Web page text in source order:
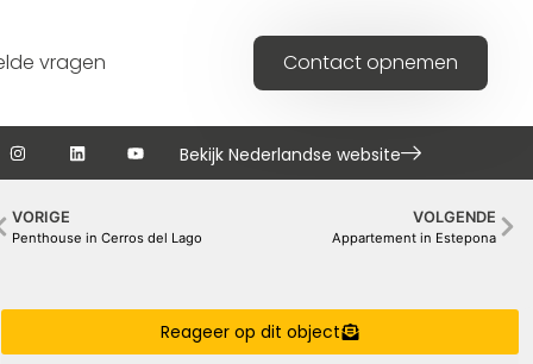
vragen Contact opnemen
Bekijk Nederlandse website
VORIGE
Penthouse in Cerros del Lago
VOLGENDE
Appartement in Estepona
Reageer op dit object